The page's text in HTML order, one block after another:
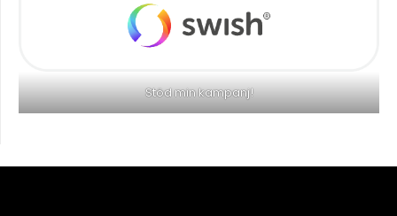
Stöd min kampanj!